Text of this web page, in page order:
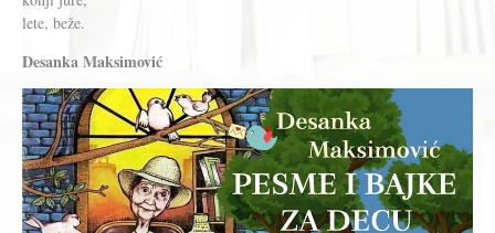
lete, beže.
Desanka Maksimović